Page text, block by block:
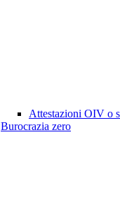
Attestazioni OIV o
Burocrazia zero